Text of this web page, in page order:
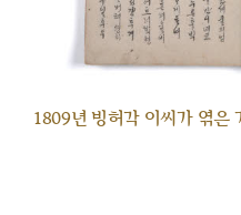
1809년 빙허각 이씨가 엮은